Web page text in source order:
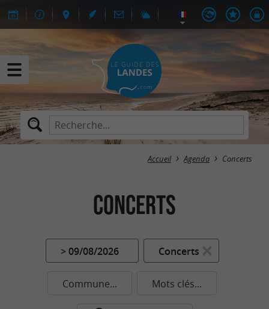
Accueil Agenda Concerts
Concerts
> 09/08/2026 Concerts
Commune... Mots clés...